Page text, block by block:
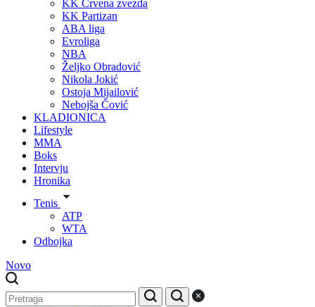
KK Crvena zvezda
KK Partizan
ABA liga
Evroliga
NBA
Željko Obradović
Nikola Jokić
Ostoja Mijailović
Nebojša Čović
KLADIONICA
Lifestyle
MMA
Boks
Intervju
Hronika
Tenis
ATP
WTA
Odbojka
Novo